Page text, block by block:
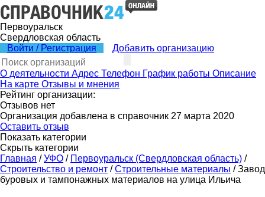
Первоуральск
Свердловская область
Войти / Регистрация
Добавить организацию
О деятельности Адрес Телефон График работы Описание
На карте Отзывы и мнения
Рейтинг организации:
Отзывов нет
Организация добавлена в справочник 27 марта 2020
Оставить отзыв
Показать категории
Скрыть категории
Главная / УФО / Первоуральск (Свердловская область) /
Строительство и ремонт / Строительные материалы / Завод
буровых и тампонажных материалов на улица Ильича